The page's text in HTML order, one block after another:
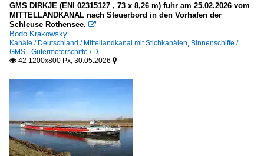
GMS DIRKJE (ENI 02315127 , 73 x 8,26 m) fuhr am 25.02.2026 vom
MITTELLANDKANAL nach Steuerbord in den Vorhafen der
Schleuse Rothensee. 
Bodo Krakowsky
Kanäle / Deutschland / Mittellandkanal mit Stichkanälen, Binnenschiffe /
GMS - Gütermotorschiffe / D
 42 1200x800 Px, 30.05.2026 